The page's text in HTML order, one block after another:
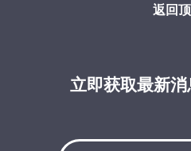
返回
立即获取最新